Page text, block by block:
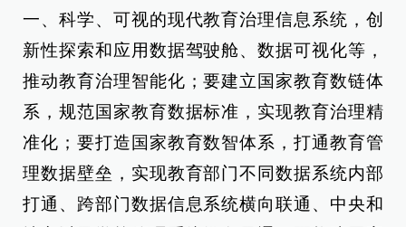
一、科学、可视的现代教育治理信息系统，创
新性探索和应用数据驾驶舱、数据可视化等，
推动教育治理智能化；要建立国家教育数链体
系，规范国家教育数据标准，实现教育治理精
准化；要打造国家教育数智体系，打通教育管
理数据壁垒，实现教育部门不同数据系统内部
打通、跨部门数据信息系统横向联通、中央和